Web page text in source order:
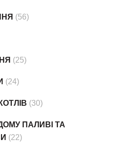
(56)
(25)
(24)
(30)
ПАЛИВІ ТА
(22)